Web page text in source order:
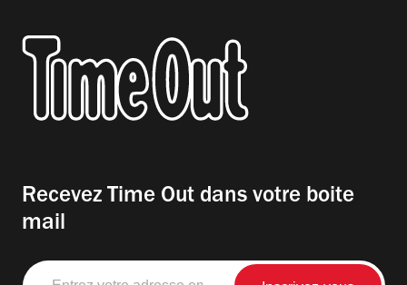
Recevez Time Out dans votre boite
mail
Entrez